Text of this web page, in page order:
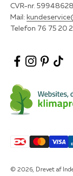
CVR-nr. 59948628
Mail:
Telefon 76 75 20
© 2026, Drevet af